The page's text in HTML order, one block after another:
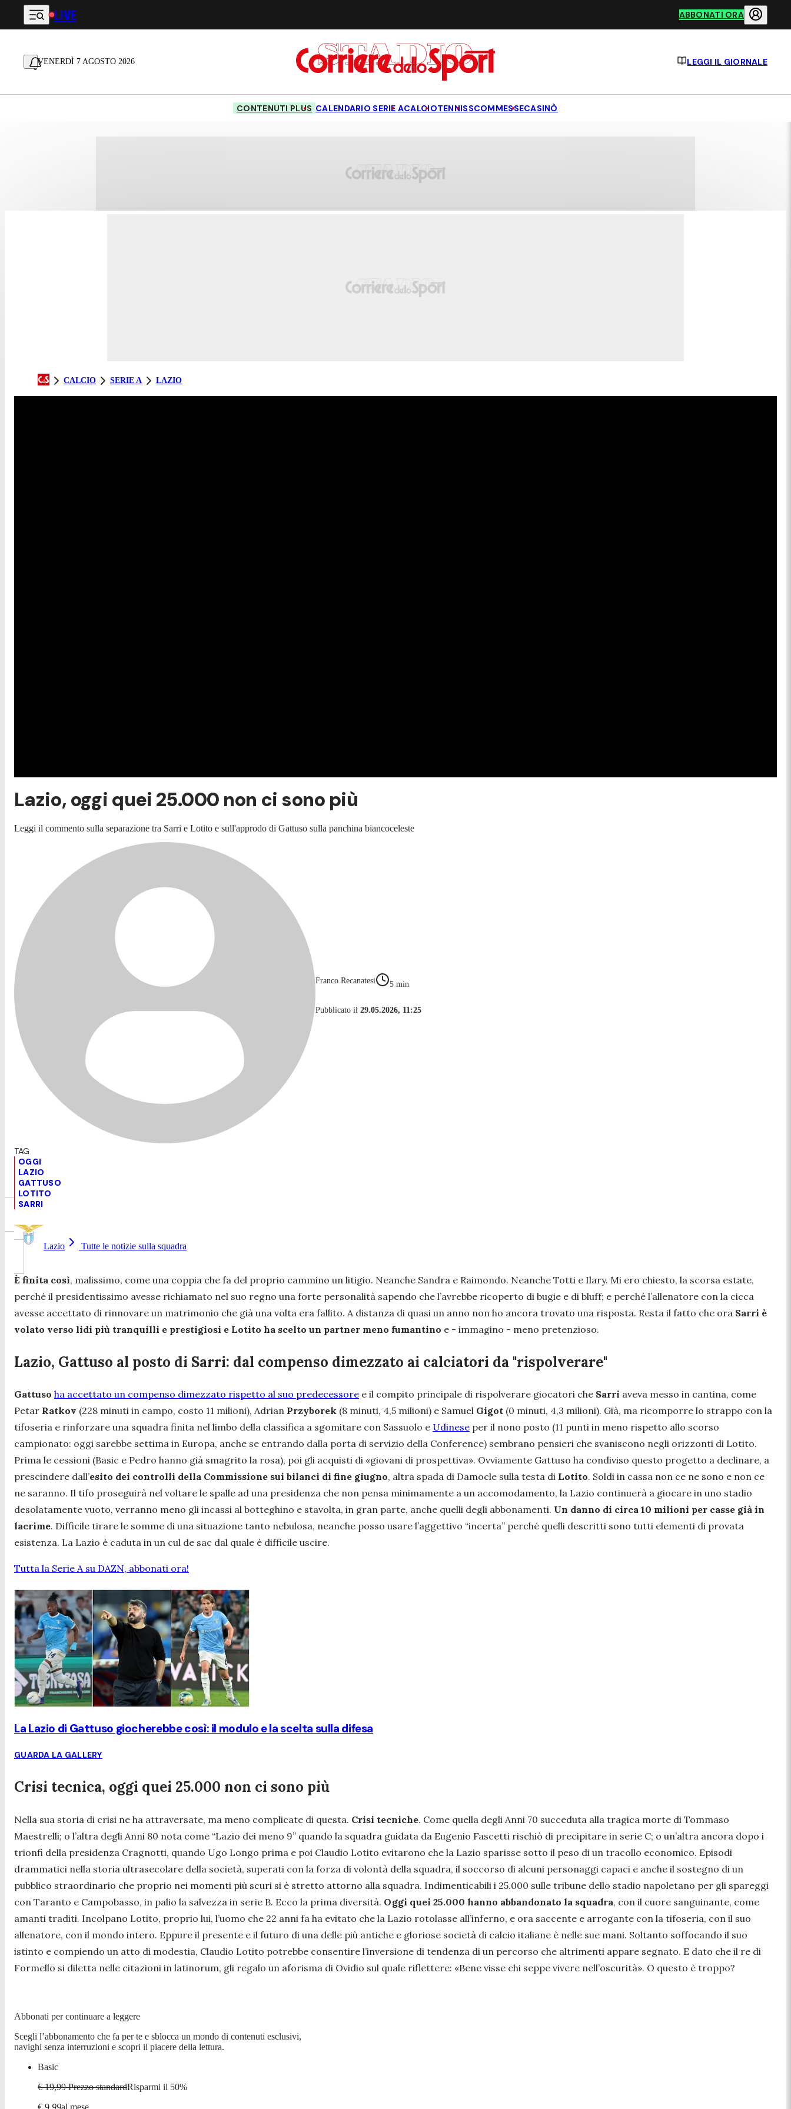
Vai al contenuto principale
LIVE ABBONATI ORA
VENERDÌ 7 AGOSTO 2026 LEGGI IL GIORNALE
CONTENUTI PLUS CALENDARIO SERIE ACALCIOTENNISSCOMMESSECASINÒ
CALCIO SERIE A LAZIO
Lazio, oggi quei 25.000 non ci sono più
Leggi il commento sulla separazione tra Sarri e Lotito e sull'approdo di Gattuso sulla panchina biancoceleste
Franco Recanatesi 5 min
Pubblicato il 29.05.2026, 11:25
OGGI
LAZIO
GATTUSO
LOTITO
SARRI
Lazio Tutte le notizie sulla squadra
È finita così, malissimo, come una coppia che fa del proprio cammino un litigio. Neanche Sandra e Raimondo. Neanche Totti e Ilary. Mi ero chiesto, la scorsa estate,
perché il presidentissimo avesse richiamato nel suo regno una forte personalità sapendo che l’avrebbe ricoperto di bugie e di bluff; e perché l’allenatore con la cicca
avesse accettato di rinnovare un matrimonio che già una volta era fallito. A distanza di quasi un anno non ho ancora trovato una risposta. Resta il fatto che ora Sarri è
volato verso lidi più tranquilli e prestigiosi e Lotito ha scelto un partner meno fumantino e - immagino - meno pretenzioso.
Lazio, Gattuso al posto di Sarri: dal compenso dimezzato ai calciatori da "rispolverare"
Gattuso ha accettato un compenso dimezzato rispetto al suo predecessore e il compito principale di rispolverare giocatori che Sarri aveva messo in cantina, come
Petar Ratkov (228 minuti in campo, costo 11 milioni), Adrian Przyborek (8 minuti, 4,5 milioni) e Samuel Gigot (0 minuti, 4,3 milioni). Già, ma ricomporre lo strappo con la
tifoseria e rinforzare una squadra finita nel limbo della classifica a sgomitare con Sassuolo e Udinese per il nono posto (11 punti in meno rispetto allo scorso
campionato: oggi sarebbe settima in Europa, anche se entrando dalla porta di servizio della Conference) sembrano pensieri che svaniscono negli orizzonti di Lotito.
Prima le cessioni (Basic e Pedro hanno già smagrito la rosa), poi gli acquisti di «giovani di prospettiva». Ovviamente Gattuso ha condiviso questo progetto a declinare, a
prescindere dall’esito dei controlli della Commissione sui bilanci di fine giugno, altra spada di Damocle sulla testa di Lotito. Soldi in cassa non ce ne sono e non ce
ne saranno. Il tifo proseguirà nel voltare le spalle ad una presidenza che non pensa minimamente a un accomodamento, la Lazio continuerà a giocare in uno stadio
desolatamente vuoto, verranno meno gli incassi al botteghino e stavolta, in gran parte, anche quelli degli abbonamenti. Un danno di circa 10 milioni per casse già in
lacrime. Difficile tirare le somme di una situazione tanto nebulosa, neanche posso usare l’aggettivo “incerta” perché quelli descritti sono tutti elementi di provata
esistenza. La Lazio è caduta in un cul de sac dal quale è difficile uscire.
Tutta la Serie A su DAZN, abbonati ora!
La Lazio di Gattuso giocherebbe così: il modulo e la scelta sulla difesa
GUARDA LA GALLERY
Crisi tecnica, oggi quei 25.000 non ci sono più
Nella sua storia di crisi ne ha attraversate, ma meno complicate di questa. Crisi tecniche. Come quella degli Anni 70 succeduta alla tragica morte di Tommaso
Maestrelli; o l’altra degli Anni 80 nota come “Lazio dei meno 9” quando la squadra guidata da Eugenio Fascetti rischiò di precipitare in serie C; o un’altra ancora dopo i
trionfi della presidenza Cragnotti, quando Ugo Longo prima e poi Claudio Lotito evitarono che la Lazio sparisse sotto il peso di un tracollo economico. Episodi
drammatici nella storia ultrasecolare della società, superati con la forza di volontà della squadra, il soccorso di alcuni personaggi capaci e anche il sostegno di un
pubblico straordinario che proprio nei momenti più scuri si è stretto attorno alla squadra. Indimenticabili i 25.000 sulle tribune dello stadio napoletano per gli spareggi
con Taranto e Campobasso, in palio la salvezza in serie B. Ecco la prima diversità. Oggi quei 25.000 hanno abbandonato la squadra, con il cuore sanguinante, come
amanti traditi. Incolpano Lotito, proprio lui, l’uomo che 22 anni fa ha evitato che la Lazio rotolasse all’inferno, e ora saccente e arrogante con la tifoseria, con il suo
allenatore, con il mondo intero. Eppure il presente e il futuro di una delle più antiche e gloriose società di calcio italiane è nelle sue mani. Soltanto soffocando il suo
istinto e compiendo un atto di modestia, Claudio Lotito potrebbe consentire l’inversione di tendenza di un percorso che altrimenti appare segnato. E dato che il re di
Formello si diletta nelle citazioni in latinorum, gli regalo un aforisma di Ovidio sul quale riflettere: «Bene visse chi seppe vivere nell’oscurità». O questo è troppo?
Abbonati per continuare a leggere
Scegli l’abbonamento che fa per te e sblocca un mondo di contenuti esclusivi,
navighi senza interruzioni e scopri il piacere della lettura.
Basic
€ 19,99 Prezzo standardRisparmi il 50%
€ 9 99al mese